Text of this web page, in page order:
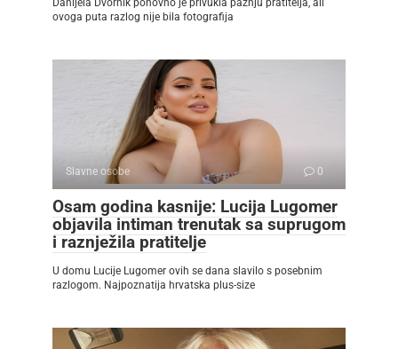
Danijela Dvornik ponovno je privukla pažnju pratitelja, ali
ovoga puta razlog nije bila fotografija
Slavne osobe 0
Osam godina kasnije: Lucija Lugomer
objavila intiman trenutak sa suprugom
i raznježila pratitelje
U domu Lucije Lugomer ovih se dana slavilo s posebnim
razlogom. Najpoznatija hrvatska plus-size